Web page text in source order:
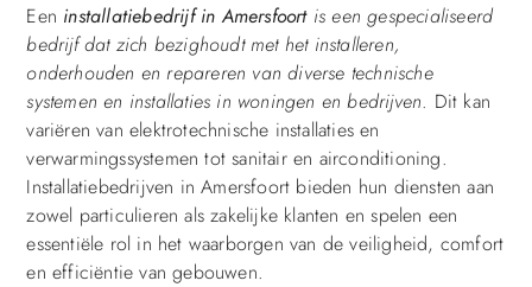
Een installatiebedrijf in Amersfoortis een gespecialiseerd
bedrijf dat zich bezighoudt met het installeren,
onderhouden en repareren van diverse technische
systemen en installaties in woningen en bedrijven. Dit kan
variëren van elektrotechnische installaties en
verwarmingssystemen tot sanitair en airconditioning.
Installatiebedrijven in Amersfoort bieden hun diensten aan
zowel particulieren als zakelijke klanten en spelen een
essentiële rol in het waarborgen van de veiligheid, comfort
en efficiëntie van gebouwen.